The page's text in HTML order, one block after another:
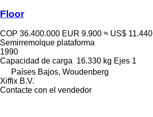
Floor
COP 36.400.000 EUR 9.900 ≈ US$ 11.440
Semirremolque plataforma
1990
Capacidad de carga 16.330 kg Ejes 1
Países Bajos, Woudenberg
Xiffix B.V.
Contacte con el vendedor